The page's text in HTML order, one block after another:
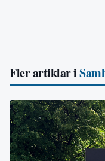
Fler artiklar i